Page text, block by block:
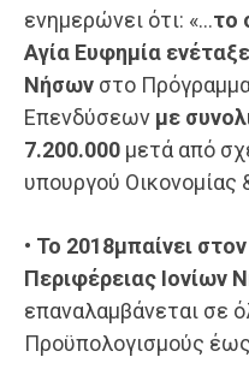
ενημερώνει ότι: «…το
Αγία Ευφημία
Νήσων στο
Επενδύσεων με
7.200.000 μετά από
υπουργού Οικονομίας
• Το 2018μπαίνει
Περιφέρειας Ιονίων
επαναλαμβάνεται σε
Προϋπολογισμούς